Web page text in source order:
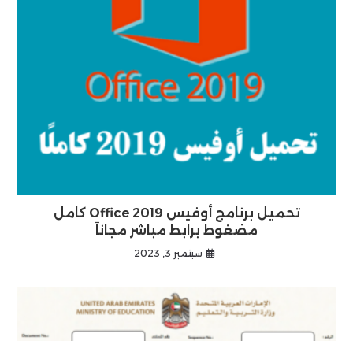
تحميل برنامج أوفيس 2019 Office كامل
مضغوط برابط مباشر مجاناً
سبتمبر 3, 2023